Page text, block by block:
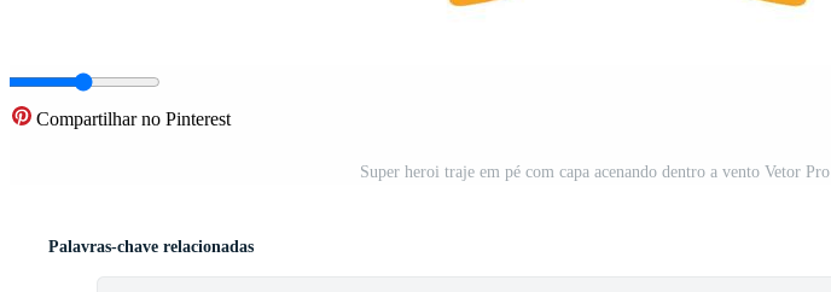
Compartilhar no Pinterest
Super heroi traje em pé com capa acenando dentro a vento Vetor Pro
Palavras-chave relacionadas